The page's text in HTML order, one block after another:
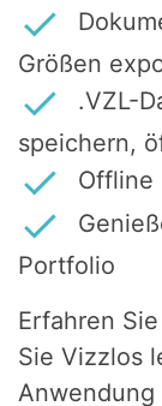
Größen
.VZL-
speichern,
Offline
Portfolio
Erfahren
Sie Vizzlos